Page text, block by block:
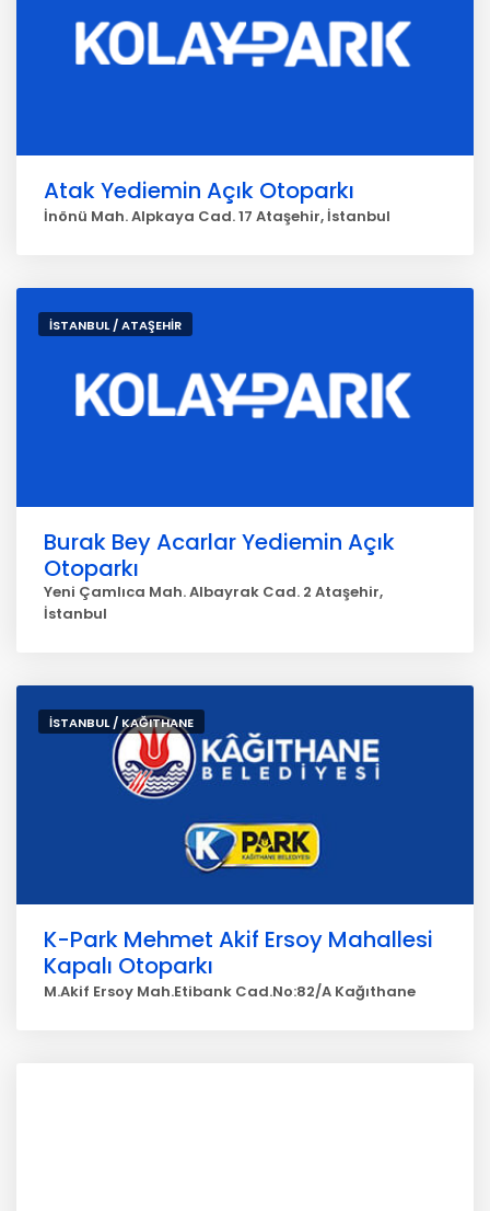
Atak Yediemin Açık Otoparkı
İnönü Mah. Alpkaya Cad. 17 Ataşehir, İstanbul
İSTANBUL / ATAŞEHİR
Burak Bey Acarlar Yediemin Açık
Otoparkı
Yeni Çamlıca Mah. Albayrak Cad. 2 Ataşehir,
İstanbul
İSTANBUL / KAĞITHANE
K-Park Mehmet Akif Ersoy Mahallesi
Kapalı Otoparkı
M.Akif Ersoy Mah.Etibank Cad.No:82/A Kağıthane